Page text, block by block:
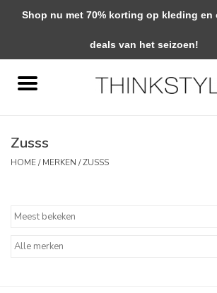
Woondecoratie
Zusss
HOME/MERKEN /ZUSSS
Shop nu met 70% korting op kleding en
deals van het seizoen!